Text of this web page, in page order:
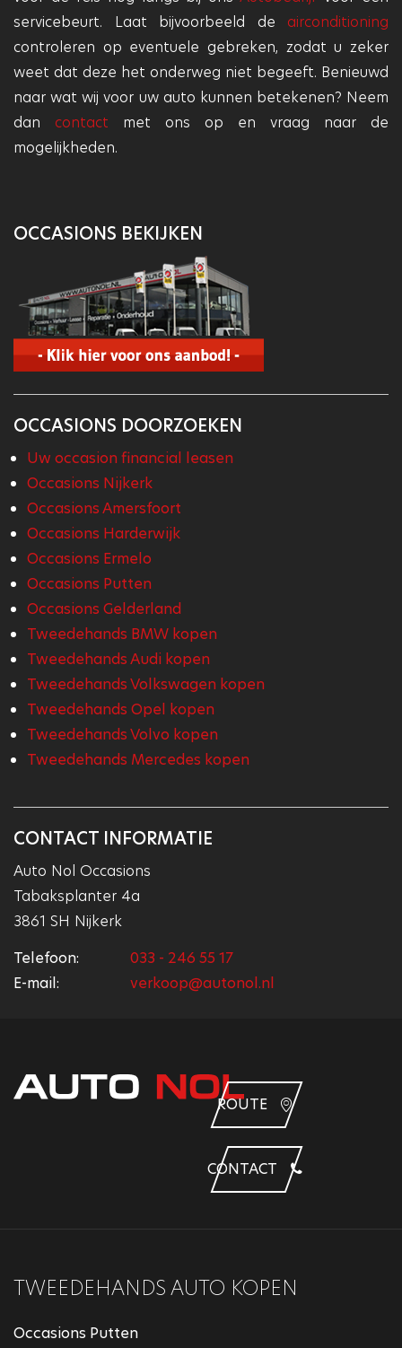
servicebeurt. Laat bijvoorbeeld de airconditioning
controleren op eventuele gebreken, zodat u zeker
weet dat deze het onderweg niet begeeft. Benieuwd
naar wat wij voor uw auto kunnen betekenen? Neem
dan contact met ons op en vraag naar de
mogelijkheden.
OCCASIONS BEKIJKEN
OCCASIONS DOORZOEKEN
Uw occasion financial leasen
Occasions Nijkerk
Occasions Amersfoort
Occasions Harderwijk
Occasions Ermelo
Occasions Putten
Occasions Gelderland
Tweedehands BMW kopen
Tweedehands Audi kopen
Tweedehands Volkswagen kopen
Tweedehands Opel kopen
Tweedehands Volvo kopen
Tweedehands Mercedes kopen
CONTACT INFORMATIE
Auto Nol Occasions
Tabaksplanter 4a
3861 SH Nijkerk
Telefoon:
033 - 246 55 17
E-mail:
verkoop@autonol.nl
ROUTE
CONTACT
TWEEDEHANDS AUTO KOPEN
Occasions Putten